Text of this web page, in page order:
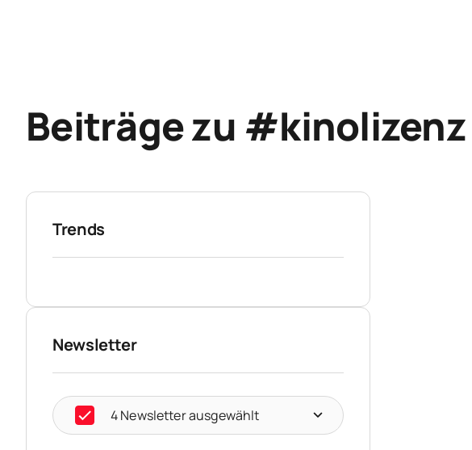
Beiträge zu #kinolizenz
Trends
Newsletter
4 Newsletter ausgewählt